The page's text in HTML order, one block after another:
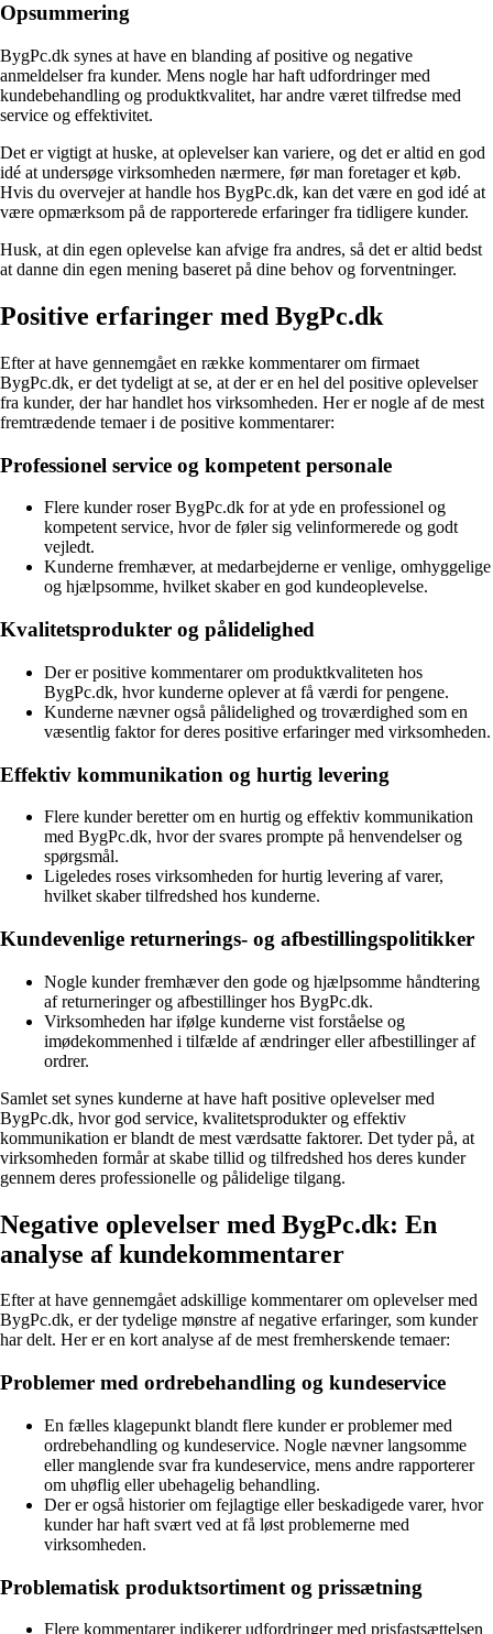
Opsummering
BygPc.dk synes at have en blanding af positive og negative
anmeldelser fra kunder. Mens nogle har haft udfordringer med
kundebehandling og produktkvalitet, har andre været tilfredse med
service og effektivitet.
Det er vigtigt at huske, at oplevelser kan variere, og det er altid en god
idé at undersøge virksomheden nærmere, før man foretager et køb.
Hvis du overvejer at handle hos BygPc.dk, kan det være en god idé at
være opmærksom på de rapporterede erfaringer fra tidligere kunder.
Husk, at din egen oplevelse kan afvige fra andres, så det er altid bedst
at danne din egen mening baseret på dine behov og forventninger.
Positive erfaringer med BygPc.dk
Efter at have gennemgået en række kommentarer om firmaet
BygPc.dk, er det tydeligt at se, at der er en hel del positive oplevelser
fra kunder, der har handlet hos virksomheden. Her er nogle af de mest
fremtrædende temaer i de positive kommentarer:
Professionel service og kompetent personale
Flere kunder roser BygPc.dk for at yde en professionel og
kompetent service, hvor de føler sig velinformerede og godt
vejledt.
Kunderne fremhæver, at medarbejderne er venlige, omhyggelige
og hjælpsomme, hvilket skaber en god kundeoplevelse.
Kvalitetsprodukter og pålidelighed
Der er positive kommentarer om produktkvaliteten hos
BygPc.dk, hvor kunderne oplever at få værdi for pengene.
Kunderne nævner også pålidelighed og troværdighed som en
væsentlig faktor for deres positive erfaringer med virksomheden.
Effektiv kommunikation og hurtig levering
Flere kunder beretter om en hurtig og effektiv kommunikation
med BygPc.dk, hvor der svares prompte på henvendelser og
spørgsmål.
Ligeledes roses virksomheden for hurtig levering af varer,
hvilket skaber tilfredshed hos kunderne.
Kundevenlige returnerings- og afbestillingspolitikker
Nogle kunder fremhæver den gode og hjælpsomme håndtering
af returneringer og afbestillinger hos BygPc.dk.
Virksomheden har ifølge kunderne vist forståelse og
imødekommenhed i tilfælde af ændringer eller afbestillinger af
ordrer.
Samlet set synes kunderne at have haft positive oplevelser med
BygPc.dk, hvor god service, kvalitetsprodukter og effektiv
kommunikation er blandt de mest værdsatte faktorer. Det tyder på, at
virksomheden formår at skabe tillid og tilfredshed hos deres kunder
gennem deres professionelle og pålidelige tilgang.
Negative oplevelser med BygPc.dk: En
analyse af kundekommentarer
Efter at have gennemgået adskillige kommentarer om oplevelser med
BygPc.dk, er der tydelige mønstre af negative erfaringer, som kunder
har delt. Her er en kort analyse af de mest fremherskende temaer:
Problemer med ordrebehandling og kundeservice
En fælles klagepunkt blandt flere kunder er problemer med
ordrebehandling og kundeservice. Nogle nævner langsomme
eller manglende svar fra kundeservice, mens andre rapporterer
om uhøflig eller ubehagelig behandling.
Der er også historier om fejlagtige eller beskadigede varer, hvor
kunder har haft svært ved at få løst problemerne med
virksomheden.
Problematisk produktsortiment og prissætning
Flere kommentarer indikerer udfordringer med prisfastsættelsen